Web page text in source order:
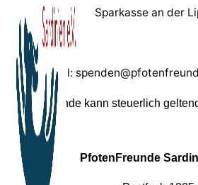
Sparkasse an der
Paypal:
Ihre Spende kann steuerlich
PfotenFreunde